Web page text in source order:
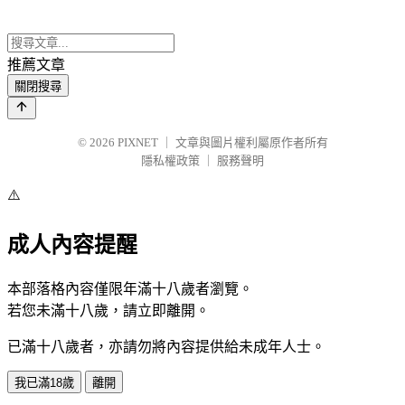
推薦文章
關閉搜尋
© 2026 PIXNET
文章與圖片權利屬原作者所有
隱私權政策
服務聲明
⚠️
成人內容提醒
本部落格內容僅限年滿十八歲者瀏覽。
若您未滿十八歲，請立即離開。
已滿十八歲者，亦請勿將內容提供給未成年人士。
我已滿18歲 離開